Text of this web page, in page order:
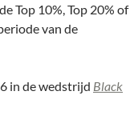
Top 10%, Top 20% of
van de
in de wedstrijd Black